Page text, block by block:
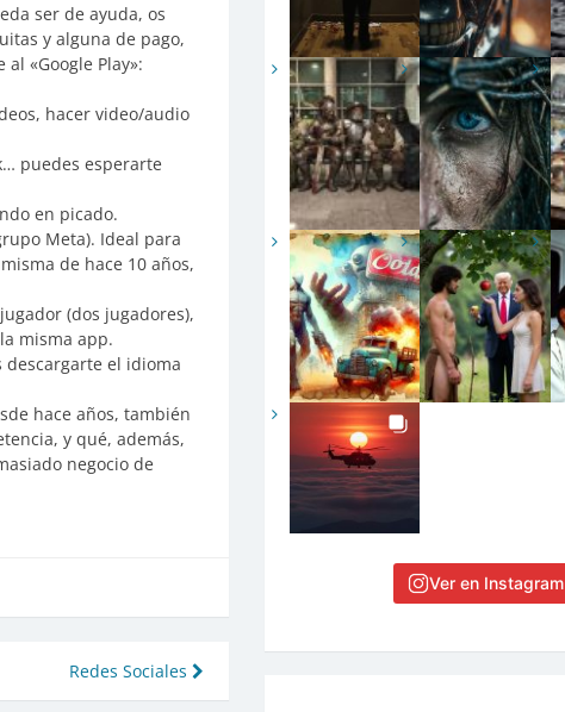
ser de ayuda, os
y alguna de pago,
«Google Play»:
hacer video/audio
puedes esperarte
en picado.
Meta). Ideal para
de hace 10 años,
(dos jugadores),
misma app.
descargarte el idioma
hace años, también
y qué, además,
negocio de
Redes Sociales
Ver en Instagram